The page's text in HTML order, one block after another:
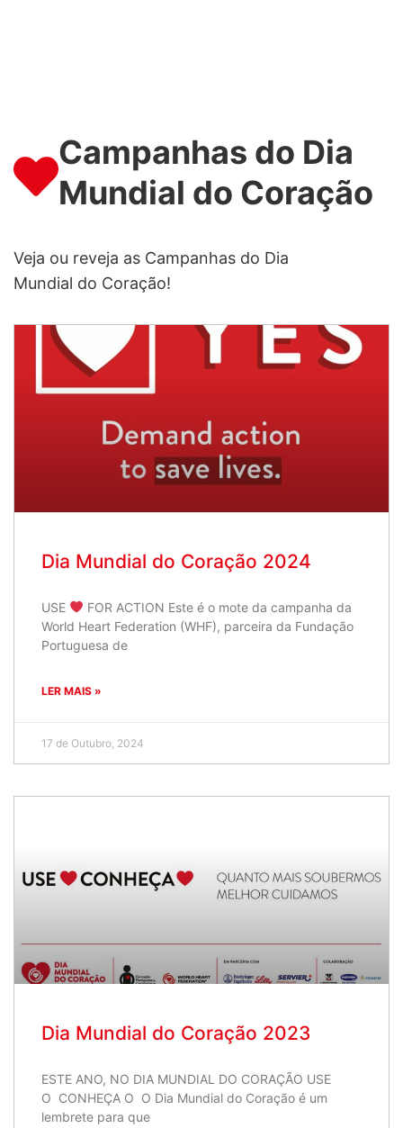
Campanhas do Dia
Mundial do Coração
Veja ou reveja as Campanhas do Dia
Mundial do Coração!
Dia Mundial do Coração 2024
USE
FOR ACTION Este é o mote da campanha da
World Heart Federation (WHF), parceira da Fundação
Portuguesa de
LER MAIS »
17 de Outubro, 2024
Dia Mundial do Coração 2023
ESTE ANO, NO DIA MUNDIAL DO CORAÇÃO USE
O CONHEÇA O O Dia Mundial do Coração é um
lembrete para que